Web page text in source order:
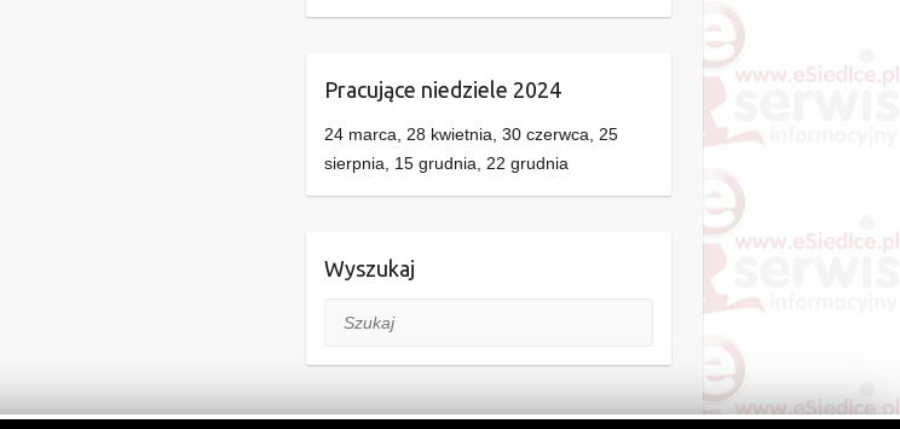
Pracujące niedziele 2024
24 marca, 28 kwietnia, 30 czerwca, 25
sierpnia, 15 grudnia, 22 grudnia
Wyszukaj
Szukaj